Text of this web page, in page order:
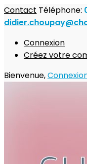
Contact Téléphone:
Connexion
Créez votre
Bienvenue,